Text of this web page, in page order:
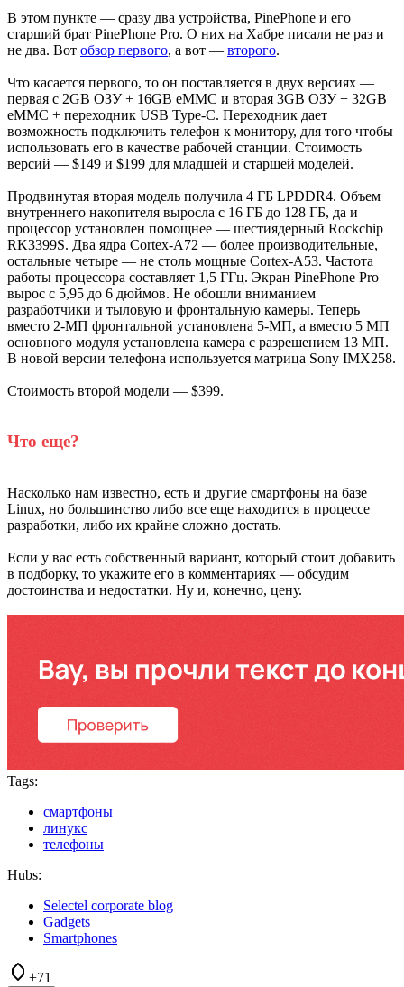
В этом пункте — сразу два устройства, PinePhone и его
старший брат PinePhone Pro. О них на Хабре писали не раз и
не два. Вот обзор первого, а вот — второго.
Что касается первого, то он поставляется в двух версиях —
первая с 2GB ОЗУ + 16GB eMMC и вторая 3GB ОЗУ + 32GB
eMMC + переходник USB Type-C. Переходник дает
возможность подключить телефон к монитору, для того чтобы
использовать его в качестве рабочей станции. Стоимость
версий — $149 и $199 для младшей и старшей моделей.
Продвинутая вторая модель получила 4 ГБ LPDDR4. Объем
внутреннего накопителя выросла с 16 ГБ до 128 ГБ, да и
процессор установлен помощнее — шестиядерный Rockchip
RK3399S. Два ядра Cortex-A72 — более производительные,
остальные четыре — не столь мощные Cortex-A53. Частота
работы процессора составляет 1,5 ГГц. Экран PinePhone Pro
вырос с 5,95 до 6 дюймов. Не обошли вниманием
разработчики и тыловую и фронтальную камеры. Теперь
вместо 2-МП фронтальной установлена 5-МП, а вместо 5 МП
основного модуля установлена камера с разрешением 13 МП.
В новой версии телефона используется матрица Sony IMX258.
Стоимость второй модели — $399.
Что еще?
Насколько нам известно, есть и другие смартфоны на базе
Linux, но большинство либо все еще находится в процессе
разработки, либо их крайне сложно достать.
Если у вас есть собственный вариант, который стоит добавить
в подборку, то укажите его в комментариях — обсудим
достоинства и недостатки. Ну и, конечно, цену.
Tags:
смартфоны
линукс
телефоны
Hubs:
Selectel corporate blog
Gadgets
Smartphones
+71